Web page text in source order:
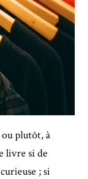
plutôt, à
livre si de
; si